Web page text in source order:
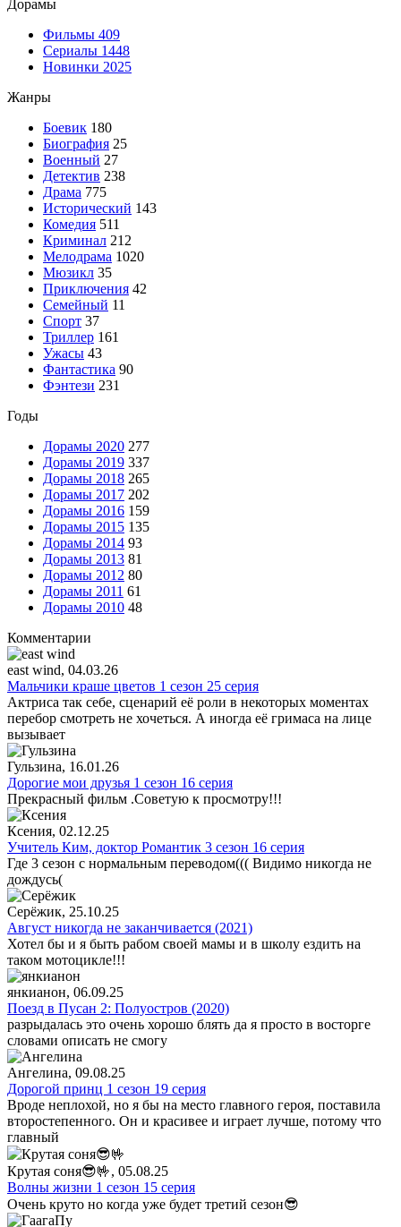
Дорамы
Фильмы 409
Сериалы 1448
Новинки 2025
Жанры
Боевик 180
Биография 25
Военный 27
Детектив 238
Драма 775
Исторический 143
Комедия 511
Криминал 212
Мелодрама 1020
Мюзикл 35
Приключения 42
Семейный 11
Спорт 37
Триллер 161
Ужасы 43
Фантастика 90
Фэнтези 231
Годы
Дорамы 2020 277
Дорамы 2019 337
Дорамы 2018 265
Дорамы 2017 202
Дорамы 2016 159
Дорамы 2015 135
Дорамы 2014 93
Дорамы 2013 81
Дорамы 2012 80
Дорамы 2011 61
Дорамы 2010 48
Комментарии
east wind, 04.03.26
Мальчики краше цветов 1 сезон 25 серия
Актриса так себе, сценарий её роли в некоторых моментах
перебор смотреть не хочеться. А иногда её гримаса на лице
вызывает
Гульзина, 16.01.26
Дорогие мои друзья 1 сезон 16 серия
Прекрасный фильм .Советую к просмотру!!!
Ксения, 02.12.25
Учитель Ким, доктор Романтик 3 сезон 16 серия
Где 3 сезон с нормальным переводом((( Видимо никогда не
дождусь(
Серёжик, 25.10.25
Август никогда не заканчивается (2021)
Хотел бы и я быть рабом своей мамы и в школу ездить на
таком мотоцикле!!!
янкианон, 06.09.25
Поезд в Пусан 2: Полуостров (2020)
разрыдалась это очень хорошо блять да я просто в восторге
словами описать не смогу
Ангелина, 09.08.25
Дорогой принц 1 сезон 19 серия
Вроде неплохой, но я бы на место главного героя, поставила
второстепенного. Он и красивее и играет лучше, потому что
главный
Крутая соня😎🤟, 05.08.25
Волны жизни 1 сезон 15 серия
Очень круто но когда уже будет третий сезон😎